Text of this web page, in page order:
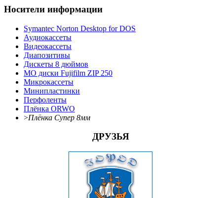
Носители информации
Symantec Norton Desktop for DOS
Аудиокассеты
Видеокассеты
Диапозитивы
Дискеты 8 дюймов
МО диски Fujifilm ZIP 250
Микрокассеты
Минипластинки
Перфоленты
Плёнка ORWO
>Плёнка Супер 8мм
ДРУЗЬЯ